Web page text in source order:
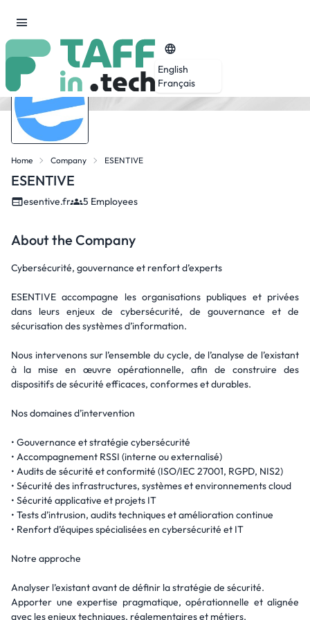
English
Français
Home Company ESENTIVE
ESENTIVE
esentive.fr 5 Employees
About the Company
Cybersécurité, gouvernance et renfort d’experts
ESENTIVE accompagne les organisations publiques et privées
dans leurs enjeux de cybersécurité, de gouvernance et de
sécurisation des systèmes d’information.
Nous intervenons sur l’ensemble du cycle, de l’analyse de l’existant
à la mise en œuvre opérationnelle, afin de construire des
dispositifs de sécurité efficaces, conformes et durables.
Nos domaines d’intervention
• Gouvernance et stratégie cybersécurité
• Accompagnement RSSI (interne ou externalisé)
• Audits de sécurité et conformité (ISO/IEC 27001, RGPD, NIS2)
• Sécurité des infrastructures, systèmes et environnements cloud
• Sécurité applicative et projets IT
• Tests d’intrusion, audits techniques et amélioration continue
• Renfort d’équipes spécialisées en cybersécurité et IT
Notre approche
Analyser l’existant avant de définir la stratégie de sécurité.
Apporter une expertise pragmatique, opérationnelle et alignée
avec les enjeux techniques, réglementaires et métiers.